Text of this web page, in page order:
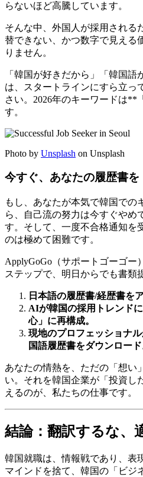
らないほど高騰しています。
そんな中、外国人が採用される
替できない、かつ数字で見える
りません。
「韓国が好きだから」「韓国
は、スタートラインにすら立っ
さい。2026年のキーワードは
す。
Photo by Unsplash on Unsplash
今すぐ、あなたの履歴書
もし、あなたが本気で韓国での
ら、自己流の努力は今すぐやめ
す。そして、一度不合格通知を
のは極めて困難です。
ApplyGoGo（サポートゴーゴー
ステップで、明日からでも書類
日本語の履歴書/経歴書を
AIが韓国の採用トレンド
心」に再構成。
現地のプロフェッショナ
国語履歴書をダウンロード
あなたの情熱を、ただの「想い
い。それを韓国企業が「投資し
えるのが、私たちの仕事です。
結論：翻訳するな、
韓国就職は、情報戦であり、表
マインドを捨て、韓国の「ビジ